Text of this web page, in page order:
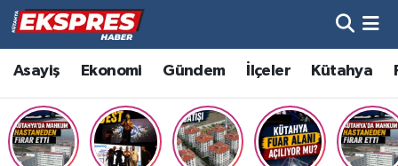
Asayiş Ekonomi Gündem İlçeler Kütahya
Altıntaş
Asayiş
Aslanapa
Hava Durumu
Trafik Durumu
Süper Lig Puan Durumu ve Fikstür